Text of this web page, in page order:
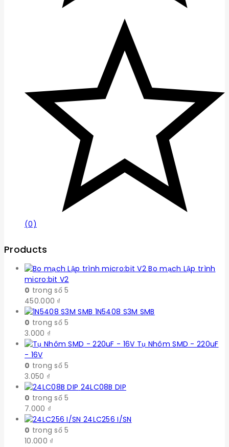
(0)
Products
Bo mạch Lập trình
micro:bit V2
0 trong số 5
450.000 ₫
1N5408 S3M SMB
0 trong số 5
3.000 ₫
Tụ Nhôm SMD - 220uF
- 16V
0 trong số 5
3.050 ₫
24LC08B DIP
0 trong số 5
7.000 ₫
24LC256 I/SN
0 trong số 5
10.000 ₫